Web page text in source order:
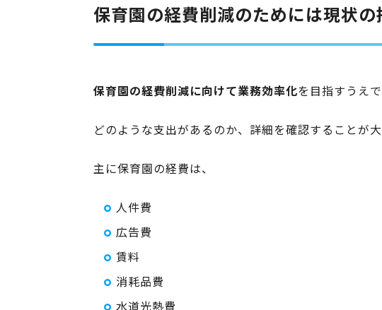
保育園の経費削減のためには現状の
保育園の経費削減に向けて業務効率化を目指すうえ
どのような支出があるのか、詳細を確認することが大
主に保育園の経費は、
人件費
広告費
賃料
消耗品費
水道光熱費